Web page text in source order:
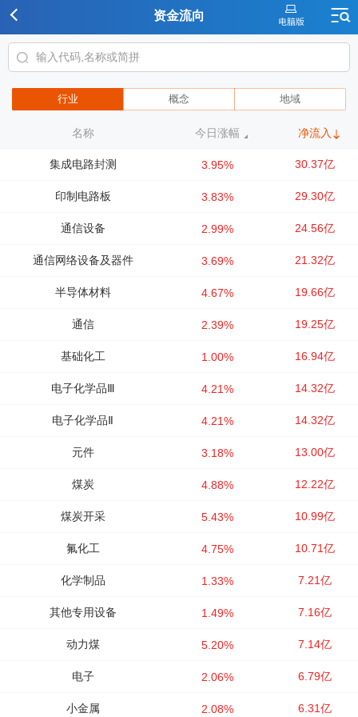
资金流向
行业 概念 地域
名称 今日涨幅 净流入
集成电路封测 3.95% 30.37亿
印制电路板 3.83% 29.30亿
通信设备 2.99% 24.56亿
通信网络设备及器件 3.69% 21.32亿
半导体材料 4.67% 19.66亿
通信 2.39% 19.25亿
基础化工 1.00% 16.94亿
电子化学品Ⅲ 4.21% 14.32亿
电子化学品Ⅱ 4.21% 14.32亿
元件 3.18% 13.00亿
煤炭 4.88% 12.22亿
煤炭开采 5.43% 10.99亿
氟化工 4.75% 10.71亿
化学制品 1.33% 7.21亿
其他专用设备 1.49% 7.16亿
动力煤 5.20% 7.14亿
电子 2.06% 6.79亿
小金属 2.08% 6.31亿